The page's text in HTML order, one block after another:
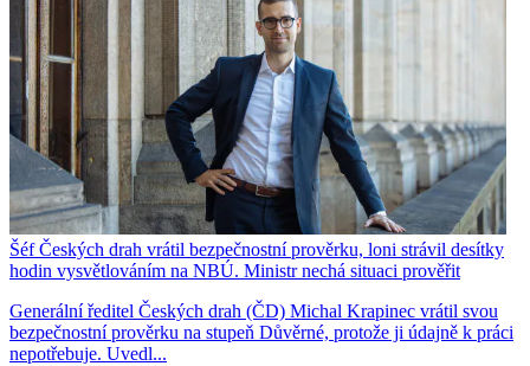
Šéf Českých drah vrátil bezpečnostní prověrku, loni strávil desítky
hodin vysvětlováním na NBÚ. Ministr nechá situaci prověřit
Generální ředitel Českých drah (ČD) Michal Krapinec vrátil svou
bezpečnostní prověrku na stupeň Důvěrné, protože ji údajně k práci
nepotřebuje. Uvedl...